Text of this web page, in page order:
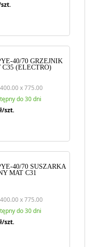
szt.
40/70 GRZEJNIK
(ELECTRO)
x 775.00
do 30 dni
szt.
40/70 SUSZARKA
MAT C31
x 775.00
do 30 dni
szt.